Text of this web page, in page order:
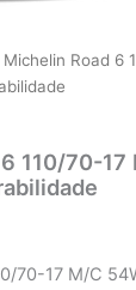
Road 6
110/70-17
70-17 M/C